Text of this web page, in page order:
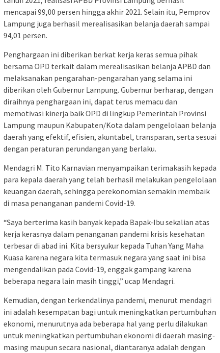
mencapai 99,00 persen hingga akhir 2021. Selain itu, Pemprov
Lampung juga berhasil merealisasikan belanja daerah sampai
94,01 persen.
Penghargaan ini diberikan berkat kerja keras semua pihak
bersama OPD terkait dalam merealisasikan belanja APBD dan
melaksanakan pengarahan-pengarahan yang selama ini
diberikan oleh Gubernur Lampung. Gubernur berharap, dengan
diraihnya penghargaan ini, dapat terus memacu dan
memotivasi kinerja baik OPD di lingkup Pemerintah Provinsi
Lampung maupun Kabupaten/Kota dalam pengelolaan belanja
daerah yang efektif, efisien, akuntabel, transparan, serta sesuai
dengan peraturan perundangan yang berlaku.
Mendagri M. Tito Karnavian menyampaikan terimakasih kepada
para kepala daerah yang telah berhasil melakukan pengelolaan
keuangan daerah, sehingga perekonomian semakin membaik
di masa penanganan pandemi Covid-19.
“Saya berterima kasih banyak kepada Bapak-Ibu sekalian atas
kerja kerasnya dalam penanganan pandemi krisis kesehatan
terbesar di abad ini. Kita bersyukur kepada Tuhan Yang Maha
Kuasa karena negara kita termasuk negara yang saat ini bisa
mengendalikan pada Covid-19, enggak gampang karena
beberapa negara lain masih tinggi,” ucap Mendagri.
Kemudian, dengan terkendalinya pandemi, menurut mendagri
ini adalah kesempatan bagi untuk meningkatkan pertumbuhan
ekonomi, menurutnya ada beberapa hal yang perlu dilakukan
untuk meningkatkan pertumbuhan ekonomi di daerah masing-
masing maupun secara nasional, diantaranya adalah dengan